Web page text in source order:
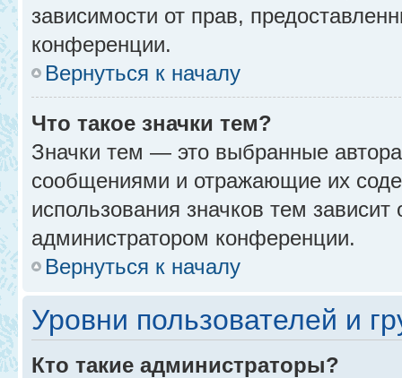
зависимости от прав,
конференции.
Вернуться к началу
Что такое значки тем?
Значки тем — это выбранные
сообщениями и отражающие их
использования значков тем
администратором конференции.
Вернуться к началу
Уровни пользователей и
Кто такие администраторы?